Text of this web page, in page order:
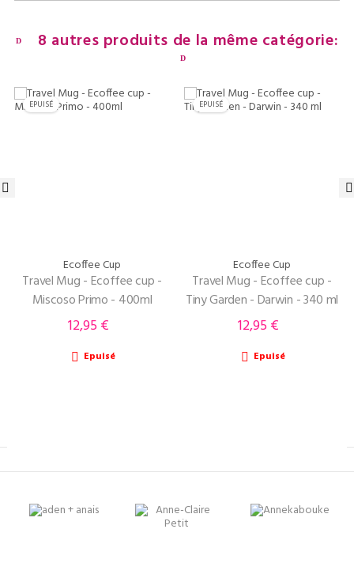
8 autres produits de la même catégorie:
EPUISÉ
Ecoffee Cup
Travel Mug - Ecoffee cup -
Miscoso Primo - 400ml
Prix
12,95 €
 Epuisé
EPUISÉ
Ecoffee Cup
Travel Mug - Ecoffee cup -
Tiny Garden - Darwin - 340 ml
Prix
12,95 €
 Epuisé